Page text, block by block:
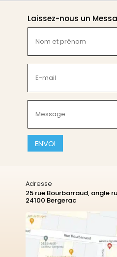
Laissez-nous un
et
prénom
(Nécessaire)
mail
(Nécessaire)
(Nécessaire)
CAPTCHA
Adresse
25 rue Bourbarraud, angle
24100 Bergerac